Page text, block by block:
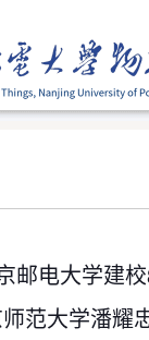
邮电大学建校
范大学潘耀